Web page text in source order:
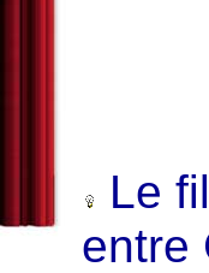
Le
entre